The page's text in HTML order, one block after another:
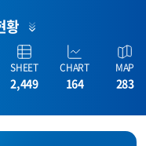
황
SHEET
2,449
CHART
164
MAP
283